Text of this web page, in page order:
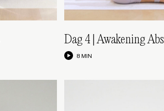
Dag 4 | Awakening Abs
8 MIN